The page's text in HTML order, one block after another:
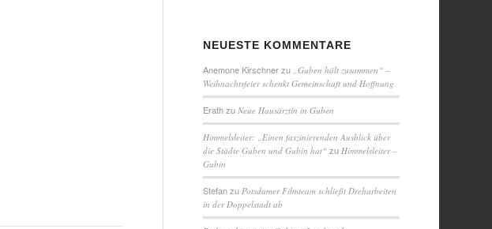
NEUESTE KOMMENTARE
Anemone Kirschnerzu „Guben hält zusammen“ –
Weihnachtsfeier schenkt Gemeinschaft und Hoffnung
ErathzuNeue Hausärztin in Guben
Himmelsleiter: „Einen faszinierenden Ausblick über
die Städte Guben und Gubin hat“ zu Himmelsleiter –
Gubin
Stefanzu Potsdamer Filmteam schließt Dreharbeiten
in der Doppelstadt ab